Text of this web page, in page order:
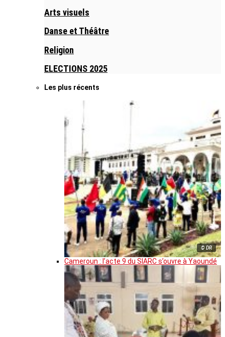
Arts visuels
Danse et Théâtre
Religion
ELECTIONS 2025
Les plus récents
© DR
Cameroun : l’acte 9 du SIARC s’ouvre à Yaoundé